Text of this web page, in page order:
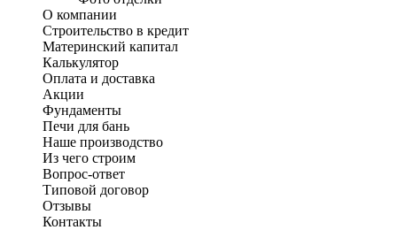
О компании
Строительство в кредит
Материнский капитал
Калькулятор
Оплата и доставка
Акции
Фундаменты
Печи для бань
Наше производство
Из чего строим
Вопрос-ответ
Типовой договор
Отзывы
Контакты